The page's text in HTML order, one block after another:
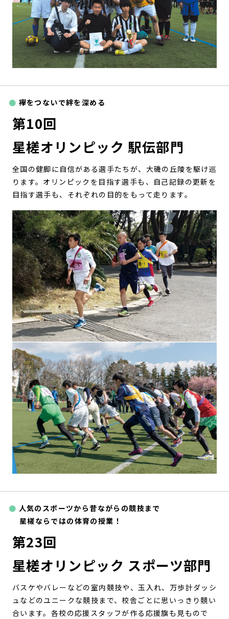
襷をつないで絆を深める
第10回
星槎オリンピック 駅伝部門
全国の健脚に自信がある選手たちが、大磯の丘陵を駆け巡
ります。オリンピックを目指す選手も、自己記録の更新を
目指す選手も、それぞれの目的をもって走ります。
人気のスポーツから昔ながらの競技まで
星槎ならではの体育の授業！
第23回
星槎オリンピック スポーツ部門
バスケやバレーなどの室内競技や、玉入れ、万歩計ダッシ
ュなどのユニークな競技まで、校舎ごとに思いっきり競い
合います。各校の応援スタッフが作る応援旗も見もので